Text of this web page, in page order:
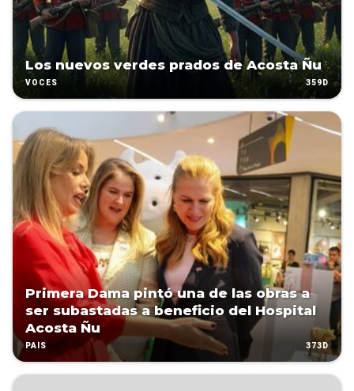
Los nuevos verdes prados de Acosta Ñu
VOCES 359D
Primera Dama pintó una de las obras a
ser subastadas a beneficio del Hospital
Acosta Ñu
PAÍS 373D